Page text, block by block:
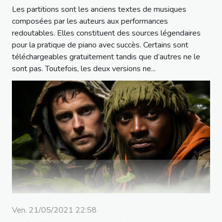
Les partitions sont les anciens textes de musiques
composées par les auteurs aux performances
redoutables. Elles constituent des sources légendaires
pour la pratique de piano avec succès. Certains sont
téléchargeables gratuitement tandis que d’autres ne le
sont pas. Toutefois, les deux versions ne...
Ven. 21/05/2021 22:58